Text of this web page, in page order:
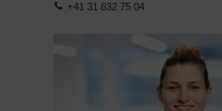
+41 31 632 75 04